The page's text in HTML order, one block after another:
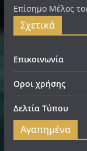
Επίσημο Μέλος
Σχετικά
Επικοινωνία
Οροι χρήσης
Δελτία Τύπου
Αγαπημένα